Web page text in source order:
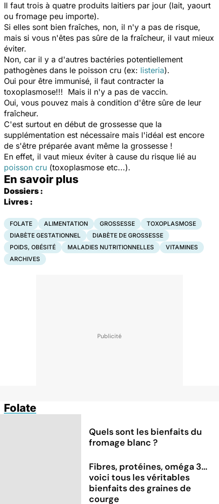
Il faut trois à quatre produits laitiers par jour (lait, yaourt
ou fromage peu importe).
Si elles sont bien fraîches, non, il n'y a pas de risque,
mais si vous n'êtes pas sûre de la fraîcheur, il vaut mieux
éviter.
Non, car il y a d'autres bactéries potentiellement
pathogènes dans le poisson cru (ex: listeria).
Oui pour être immunisé, il faut contracter la
toxoplasmose!!! Mais il n'y a pas de vaccin.
Oui, vous pouvez mais à condition d'être sûre de leur
fraîcheur.
C'est surtout en début de grossesse que la
supplémentation est nécessaire mais l'idéal est encore
de s'être préparée avant même la grossesse !
En effet, il vaut mieux éviter à cause du risque lié au
poisson cru (toxoplasmose etc...).
En savoir plus
Dossiers :
Livres :
FOLATE ALIMENTATION GROSSESSE
TOXOPLASMOSE
DIABÈTE GESTATIONNEL
DIABÈTE DE GROSSESSE
POIDS, OBÉSITÉ
MALADIES NUTRITIONNELLES
VITAMINES
ARCHIVES
Folate
Quels sont les bienfaits du
fromage blanc ?
Fibres, protéines, oméga 3...
voici tous les véritables
bienfaits des graines de
courge